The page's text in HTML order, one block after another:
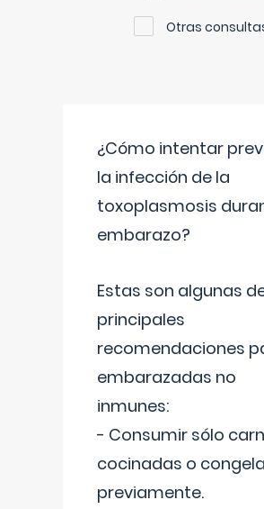
Otras
¿Cómo intentar
la infección de la
toxoplasmosis
embarazo?
Estas son algunas
principales
recomendaciones
embarazadas no
inmunes:
- Consumir sólo
cocinadas o
previamente.